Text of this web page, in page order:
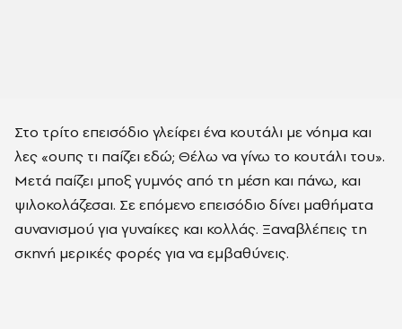
Στο τρίτο επεισόδιο γλείφει ένα κουτάλι με νόημα και
λες «ουπς τι παίζει εδώ; Θέλω να γίνω το κουτάλι του».
Μετά παίζει μποξ γυμνός από τη μέση και πάνω, και
ψιλοκολάζεσαι. Σε επόμενο επεισόδιο δίνει μαθήματα
αυνανισμού για γυναίκες και κολλάς. Ξαναβλέπεις τη
σκηνή μερικές φορές για να εμβαθύνεις.